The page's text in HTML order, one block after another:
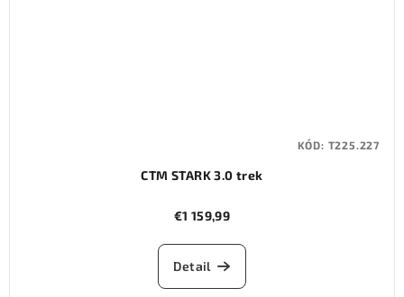
CTM STARK 3.0 trek
€1 159,99
Detail
KÓD: T225.227